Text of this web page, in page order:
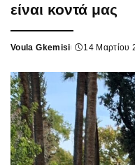
είναι κοντά μας
Posted
Voula Gkemisi 14 Μαρτίου